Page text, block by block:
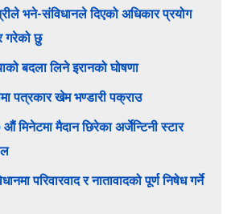
भने-संविधानले दिएको अधिकार प्रयोग
गरेको छु
बदला लिने इरानको घोषणा
पत्रकार खेम भण्डारी पक्राउ
मिनेटमा मैदान छिरेका अर्जेन्टिनी स्टार
परिवारवाद र नातावादको पूर्ण निषेध गर्ने